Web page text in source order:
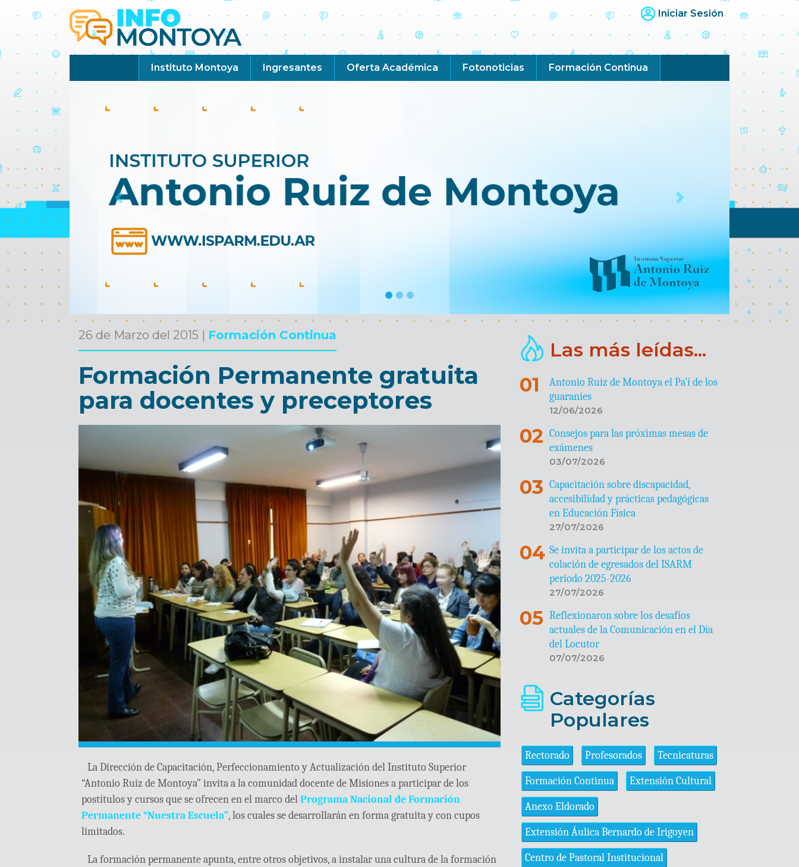
Iniciar Sesión
Instituto Montoya Ingresantes Oferta Académica Fotonoticias Formación Continua
Previous Next
26 de Marzo del 2015 | Formación Continua
Formación Permanente gratuita
para docentes y preceptores
La Dirección de Capacitación, Perfeccionamiento y Actualización del Instituto Superior
“Antonio Ruiz de Montoya” invita a la comunidad docente de Misiones a participar de los
postítulos y cursos que se ofrecen en el marco delPrograma Nacional de Formación
Permanente “Nuestra Escuela”, los cuales se desarrollarán en forma gratuita y con cupos
limitados.
La formación permanente apunta, entre otros objetivos, a instalar una cultura de la formación
Las más leídas...
Antonio Ruiz de Montoya el Pa’í de los
guaraníes
12/06/2026
Consejos para las próximas mesas de
exámenes
03/07/2026
Capacitación sobre discapacidad,
accesibilidad y prácticas pedagógicas
en Educación Física
27/07/2026
Se invita a participar de los actos de
colación de egresados del ISARM
período 2025-2026
27/07/2026
Reflexionaron sobre los desafíos
actuales de la Comunicación en el Día
del Locutor
07/07/2026
Categorías
Populares
Rectorado Profesorados Tecnicaturas
Formación Continua Extensión Cultural
Anexo Eldorado
Extensión Áulica Bernardo de Irigoyen
Centro de Pastoral Institucional